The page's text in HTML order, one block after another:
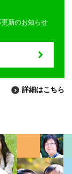
新のお知らせ
詳細はこちら